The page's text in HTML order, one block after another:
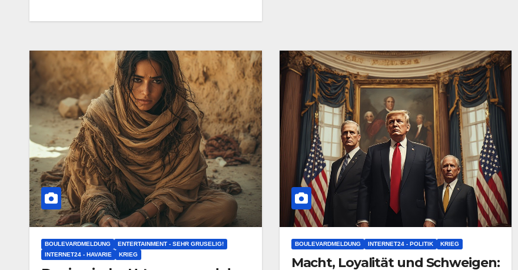
BOULEVARDMELDUNG
ENTERTAINMENT - SEHR GRUSELIG!
INTERNET24 - HAVARIE
KRIEG
BOULEVARDMELDUNG INTERNET24 - POLITIK KRIEG
Macht, Loyalität und Schweigen: